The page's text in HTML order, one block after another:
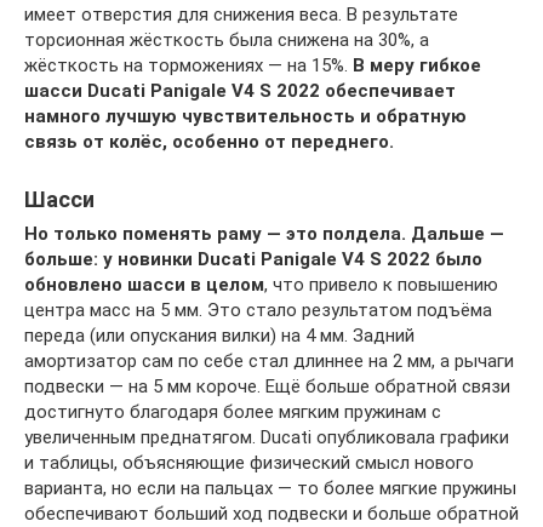
имеет отверстия для снижения веса. В результате
торсионная жёсткость была снижена на 30%, а
жёсткость на торможениях — на 15%. В меру гибкое
шасси Ducati Panigale V4 S 2022 обеспечивает
намного лучшую чувствительность и обратную
связь от колёс, особенно от переднего.
Шасси
Но только поменять раму — это полдела. Дальше —
больше: у новинки Ducati Panigale V4 S 2022 было
обновлено шасси в целом, что привело к повышению
центра масс на 5 мм. Это стало результатом подъёма
переда (или опускания вилки) на 4 мм. Задний
амортизатор сам по себе стал длиннее на 2 мм, а рычаги
подвески — на 5 мм короче. Ещё больше обратной связи
достигнуто благодаря более мягким пружинам с
увеличенным преднатягом. Ducati опубликовала графики
и таблицы, объясняющие физический смысл нового
варианта, но если на пальцах — то более мягкие пружины
обеспечивают больший ход подвески и больше обратной